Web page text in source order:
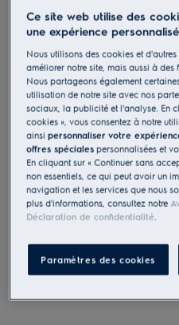
Appuyez
M2CKRM01
Remote motor
Ce site web utilise des
une expérience
Nous utilisons des cookies et
améliorer notre site, mais aussi à
Nous partageons également
utilisation de notre site avec nos
sociaux, la publicité et l'analyse. En
cookies », vous consentez à notre
ainsipersonnaliser votre
offres spéciales personnalisées et
En cliquant sur « Continuer sans
non essentiels, ce qui peut avoir un
navigation et les services que nous
plus d'informations, consultez notre
Déclaration de confidentialité.
Paramètres des cookies